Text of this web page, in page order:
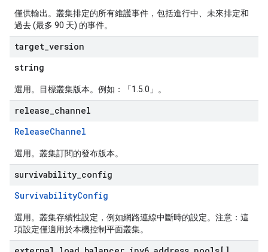
僅供輸出。叢集排定的所有維護事件，包括進行中、未來排定和
過去 (最多 90 天) 的事件。
target version
string
選用。目標叢集版本。例如：「1.5.0」。
release channel
ReleaseChannel
選用。叢集訂閱的發布版本。
survivability config
SurvivabilityConfig
選用。叢集存續性設定，例如網路連線中斷時的設定。注意：這
項設定僅適用於本機控制平面叢集。